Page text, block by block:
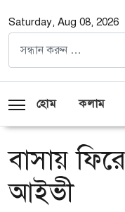
Saturday, Aug 08, 2026
হোম কলাম
বাসায়
আইভী